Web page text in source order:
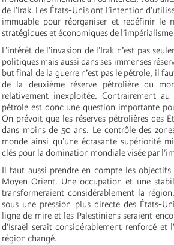
de l’Irak. Les États-Unis ont l’intention
immuable pour réorganiser et redéfinir le
stratégiques et économiques de
L’intérêt de l’invasion de l’Irak n’est pas
politiques mais aussi dans ses immenses
but final de la guerre n’est pas le pétrole, il
de la deuxième réserve pétrolière du
relativement inexploitée. Contrairement au
pétrole est donc une question importante
On prévoit que les réserves pétrolières des
dans moins de 50 ans. Le contrôle des
monde ainsi qu’une écrasante supériorité
clés pour la domination mondiale visée par
Il faut aussi prendre en compte les objectifs
Moyen-Orient. Une occupation et une
transformeraient considérablement la
sous une pression plus directe des États-
ligne de mire et les Palestiniens seraient
d’Israël serait considérablement renforcé et
région changé.